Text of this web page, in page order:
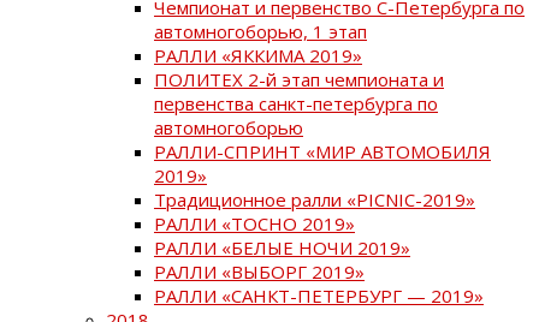
Чемпионат и первенство С-Петербурга по
автомногоборью, 1 этап
РАЛЛИ «ЯККИМА 2019»
ПОЛИТЕХ 2-й этап чемпионата и
первенства санкт-петербурга по
автомногоборью
РАЛЛИ-СПРИНТ «МИР АВТОМОБИЛЯ
2019»
Традиционное ралли «PICNIC-2019»
РАЛЛИ «ТОСНО 2019»
РАЛЛИ «БЕЛЫЕ НОЧИ 2019»
РАЛЛИ «ВЫБОРГ 2019»
РАЛЛИ «САНКТ-ПЕТЕРБУРГ — 2019»